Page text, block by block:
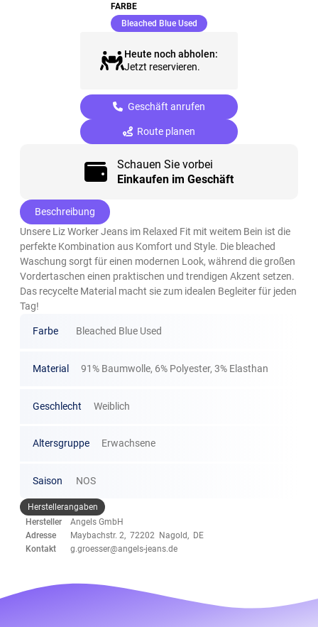
FARBE
Bleached Blue Used(ausgewählt)
Heute noch abholen:
Jetzt reservieren.
Geschäft anrufen
Route planen
Schauen Sie vorbei
Einkaufen im Geschäft
Beschreibung
Unsere Liz Worker Jeans im Relaxed Fit mit weitem Bein ist die
perfekte Kombination aus Komfort und Style. Die bleached
Waschung sorgt für einen modernen Look, während die großen
Vordertaschen einen praktischen und trendigen Akzent setzen.
Das recycelte Material macht sie zum idealen Begleiter für jeden
Tag!
Farbe Bleached Blue Used
Material 91% Baumwolle, 6% Polyester, 3% Elasthan
Geschlecht Weiblich
Altersgruppe Erwachsene
Saison NOS
Herstellerangaben
Hersteller
Angels GmbH
Adresse
Maybachstr. 2, 72202 Nagold, DE
Kontakt
g.groesser@angels-jeans.de